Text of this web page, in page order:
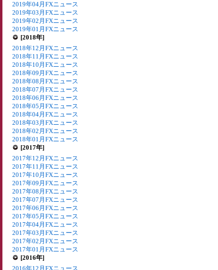
2019年04月FXニュース
2019年03月FXニュース
2019年02月FXニュース
2019年01月FXニュース
[2018年]
2018年12月FXニュース
2018年11月FXニュース
2018年10月FXニュース
2018年09月FXニュース
2018年08月FXニュース
2018年07月FXニュース
2018年06月FXニュース
2018年05月FXニュース
2018年04月FXニュース
2018年03月FXニュース
2018年02月FXニュース
2018年01月FXニュース
[2017年]
2017年12月FXニュース
2017年11月FXニュース
2017年10月FXニュース
2017年09月FXニュース
2017年08月FXニュース
2017年07月FXニュース
2017年06月FXニュース
2017年05月FXニュース
2017年04月FXニュース
2017年03月FXニュース
2017年02月FXニュース
2017年01月FXニュース
[2016年]
2016年12月FXニュース